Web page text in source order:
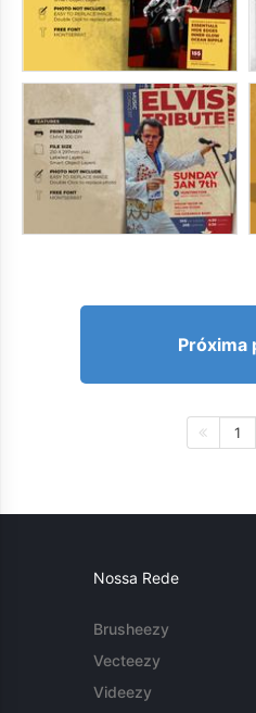
Próxima
1
Nossa Rede
Brusheezy
Vecteezy
Videezy